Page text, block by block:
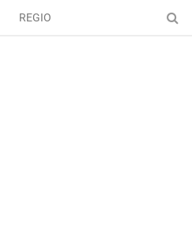
REGIONAL ENTERTAINMENT